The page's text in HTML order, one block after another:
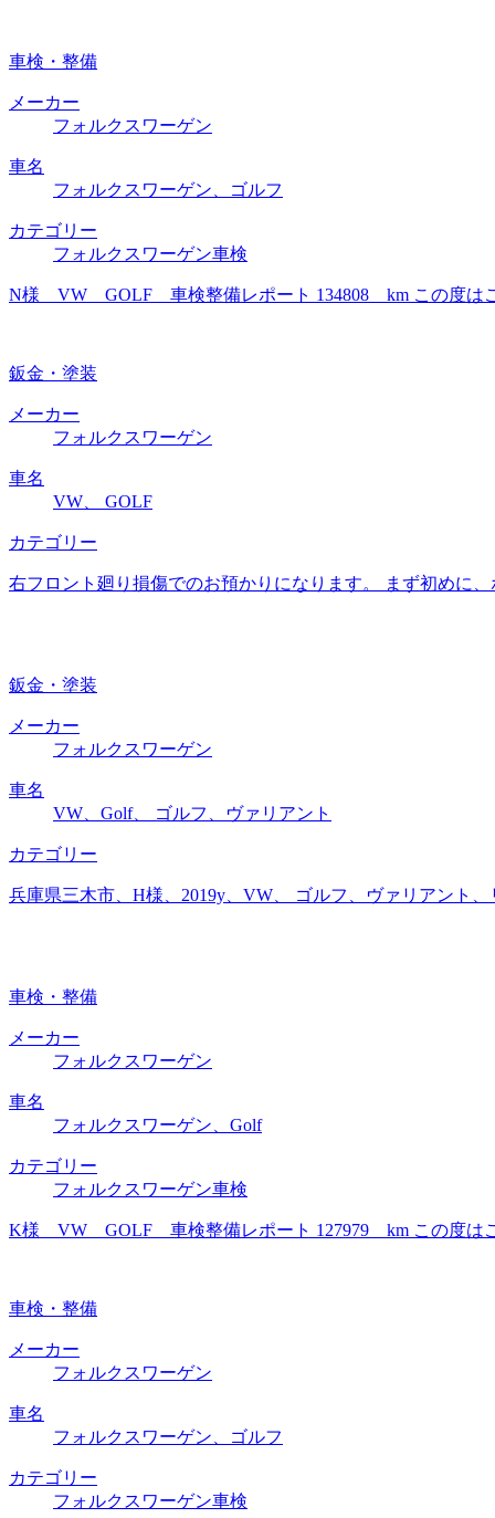
車検・整備
メーカー
フォルクスワーゲン
車名
フォルクスワーゲン、ゴルフ
カテゴリー
フォルクスワーゲン車検
N様 VW GOLF 車検整備レポート 134808 km この度はご
鈑金・塗装
メーカー
フォルクスワーゲン
車名
VW、 GOLF
カテゴリー
右フロント廻り損傷でのお預かりになります。 まず初めに
鈑金・塗装
メーカー
フォルクスワーゲン
車名
VW、Golf、 ゴルフ、ヴァリアント
カテゴリー
兵庫県三木市、H様、2019y、VW、 ゴルフ、ヴァリアント
車検・整備
メーカー
フォルクスワーゲン
車名
フォルクスワーゲン、Golf
カテゴリー
フォルクスワーゲン車検
K様 VW GOLF 車検整備レポート 127979 km この度はご
車検・整備
メーカー
フォルクスワーゲン
車名
フォルクスワーゲン、ゴルフ
カテゴリー
フォルクスワーゲン車検